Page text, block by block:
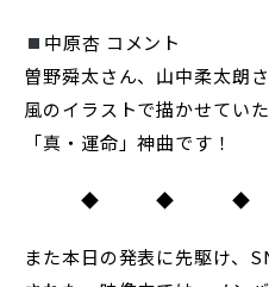
中原杏 コメント
曽野舜太さん、山中柔太朗
風のイラストで描かせていた
「真・運命」神曲です！
◆ ◆ ◆
また本日の発表に先駆け、